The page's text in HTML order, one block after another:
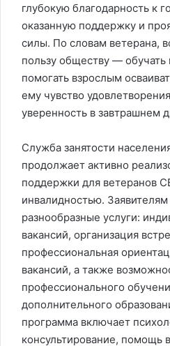
глубокую благодарность к
оказанную поддержку и
силы. По словам ветерана,
пользу обществу —
помогать взрослым
ему чувство
уверенность в завтрашнем
Служба занятости
продолжает активно
поддержки для ветеранов
инвалидностью.
разнообразные услуги:
вакансий, организация
профессиональная
вакансий, а также
профессионального
дополнительного
программа включает
консультирование, помощь